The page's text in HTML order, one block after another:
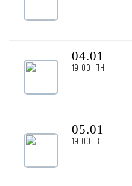
04.01
19:00, ПН
05.01
19:00, ВТ